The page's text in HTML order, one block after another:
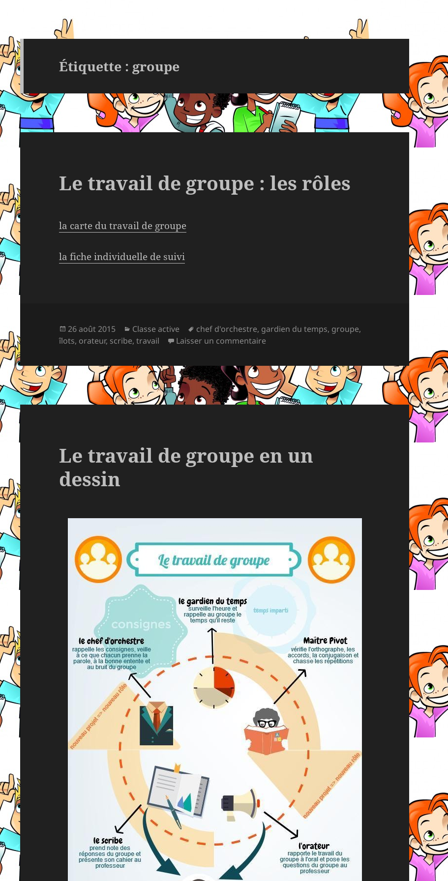
Étiquette : groupe
Le travail de groupe : les rôles
la carte du travail de groupe
la fiche individuelle de suivi
Publié
le
26 août 2015 Catégories
Classe active
Mots-
clés
chef d'orchestre, gardien du temps, groupe,
îlots, orateur, scribe,travail Laisser un commentaire
Le travail de groupe en un
dessin